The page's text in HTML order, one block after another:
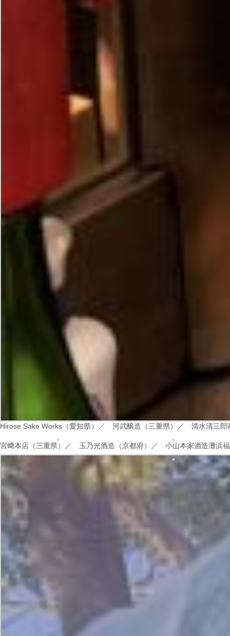
Hirose Sake Works（愛知県）／ 河武醸造（三重県）／ 清水清三
宮﨑本店（三重県）／ 玉乃光酒造（京都府）／ 小山本家酒造灘浜